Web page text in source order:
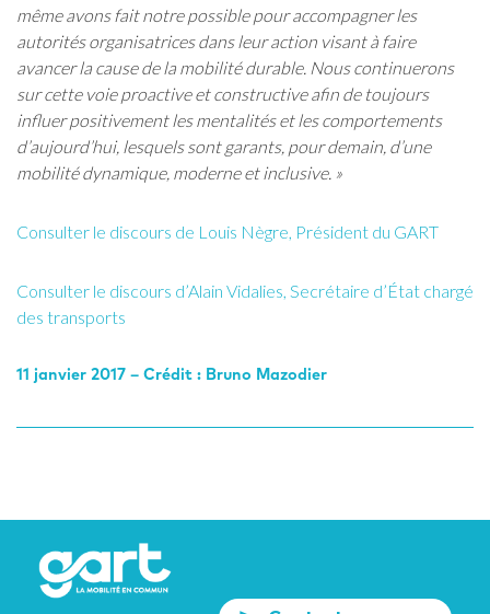
même avons fait notre possible pour accompagner les
autorités organisatrices dans leur action visant à faire
avancer la cause de la mobilité durable. Nous continuerons
sur cette voie proactive et constructive afin de toujours
influer positivement les mentalités et les comportements
d’aujourd’hui, lesquels sont garants, pour demain, d’une
mobilité dynamique, moderne et inclusive. »
Consulter le discours de Louis Nègre, Président du GART
Consulter le discours d’Alain Vidalies, Secrétaire d’État chargé
des transports
11 janvier 2017 – Crédit : Bruno Mazodier